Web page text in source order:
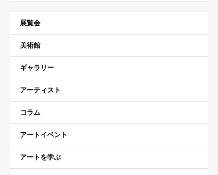
展覧会
美術館
ギャラリー
アーティスト
コラム
アートイベント
アートを学ぶ